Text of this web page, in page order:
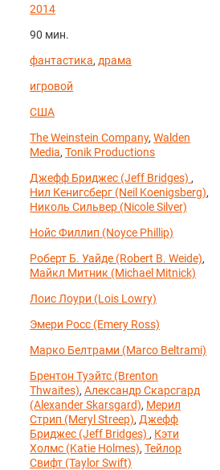
2014
90 мин.
фантастика, драма
игровой
США
The Weinstein Company,Walden
Media,Tonik Productions
Джефф Бриджес (Jeff Bridges) ,
Нил Кенигсберг (Neil Koenigsberg),
Николь Сильвер (Nicole Silver)
Нойс Филлип (Noyce Phillip)
Роберт Б. Уайде (Robert B. Weide),
Майкл Митник (Michael Mitnick)
Лоис Лоури (Lois Lowry)
Эмери Росс (Emery Ross)
Марко Белтрами (Marco Beltrami)
Брентон Туэйтс (Brenton
Thwaites),Александр Скарсгард
(Alexander Skarsgard), Мерил
Стрип (Meryl Streep), Джефф
Бриджес (Jeff Bridges) , Кэти
Холмс (Katie Holmes),Тейлор
Свифт (Taylor Swift)